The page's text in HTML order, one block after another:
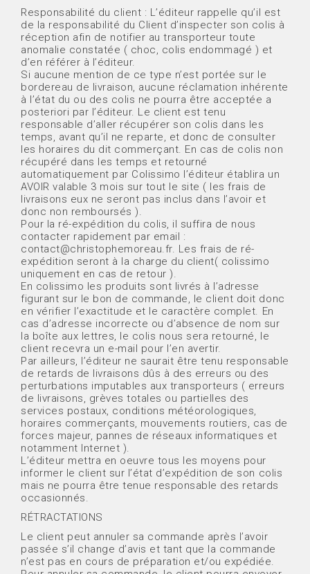
Responsabilité du client : L’éditeur rappelle qu’il est
de la responsabilité du Client d’inspecter son colis à
réception afin de notifier au transporteur toute
anomalie constatée ( choc, colis endommagé ) et
d’en référer à l’éditeur.
Si aucune mention de ce type n’est portée sur le
bordereau de livraison, aucune réclamation inhérente
à l’état du ou des colis ne pourra être acceptée a
posteriori par l’éditeur. Le client est tenu
responsable d’aller récupérer son colis dans les
temps, avant qu’il ne reparte, et donc de consulter
les horaires du dit commerçant. En cas de colis non
récupéré dans les temps et retourné
automatiquement par Colissimo l’éditeur établira un
AVOIR valable 3 mois sur tout le site ( les frais de
livraisons eux ne seront pas inclus dans l’avoir et
donc non remboursés ).
Pour la ré-expédition du colis, il suffira de nous
contacter rapidement par email :
contact@christophemoreau.fr. Les frais de ré-
expédition seront à la charge du client( colissimo
uniquement en cas de retour ).
En colissimo les produits sont livrés à l’adresse
figurant sur le bon de commande, le client doit donc
en vérifier l’exactitude et le caractère complet. En
cas d’adresse incorrecte ou d’absence de nom sur
la boîte aux lettres, le colis nous sera retourné, le
client recevra un e-mail pour l’en avertir.
Par ailleurs, l’éditeur ne saurait être tenu responsable
de retards de livraisons dûs à des erreurs ou des
perturbations imputables aux transporteurs ( erreurs
de livraisons, grèves totales ou partielles des
services postaux, conditions météorologiques,
horaires commerçants, mouvements routiers, cas de
forces majeur, pannes de réseaux informatiques et
notamment Internet ).
L’éditeur mettra en oeuvre tous les moyens pour
informer le client sur l’état d’expédition de son colis
mais ne pourra être tenue responsable des retards
occasionnés.
RÉTRACTATIONS
Le client peut annuler sa commande après l’avoir
passée s’il change d’avis et tant que la commande
n’est pas en cours de préparation et/ou expédiée.